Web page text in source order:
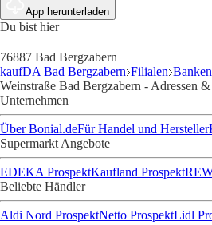
App herunterladen
Du bist hier
76887 Bad Bergzabern
kaufDA Bad Bergzabern Filialen Banken
Weinstraße Bad Bergzabern - Adressen
Unternehmen
Über Bonial.deFür Handel und Hersteller
Supermarkt Angebote
EDEKA ProspektKaufland Prospekt
Beliebte Händler
Aldi Nord ProspektNetto ProspektLidl